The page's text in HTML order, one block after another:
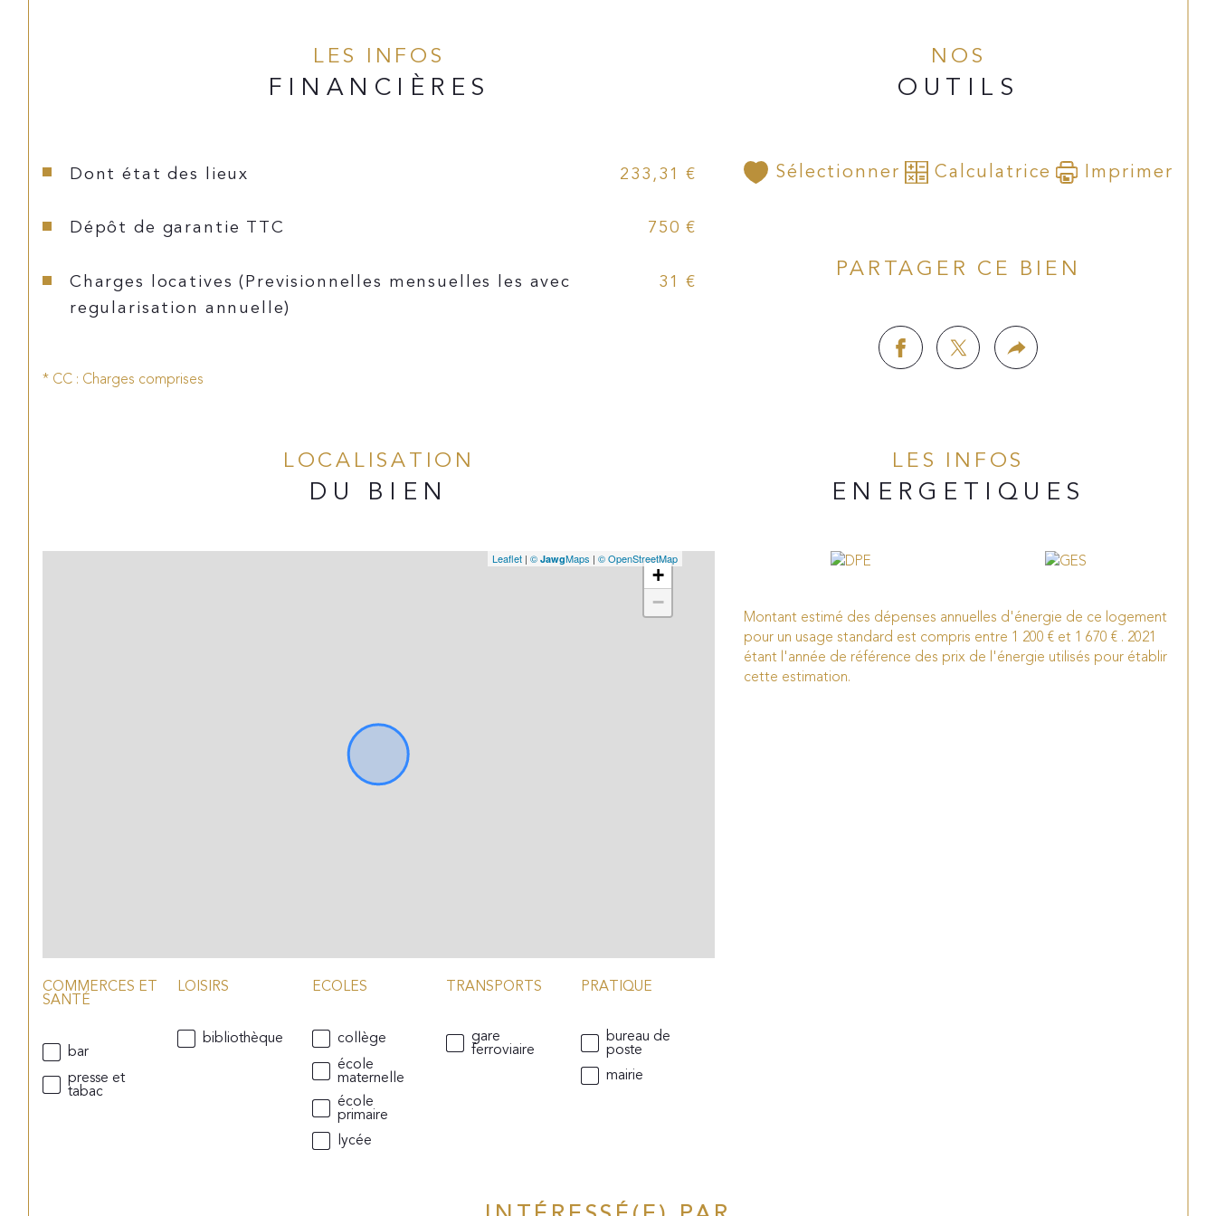
LES INFOS
FINANCIÈRES
Dont état des lieux 233,31 €
Dépôt de garantie TTC 750 €
Charges locatives (Previsionnelles mensuelles les avec
regularisation annuelle)
31 €
NOS
OUTILS
Sélectionner Calculatrice Imprimer
PARTAGER CE BIEN
* CC : Charges comprises
LOCALISATION
DU BIEN
+
−
Leaflet |©JawgMaps |© OpenStreetMap
COMMERCES ET
SANTÉ
bar
presse et
tabac
LOISIRS
bibliothèque
ECOLES
collège
école
maternelle
école
primaire
lycée
TRANSPORTS
gare
ferroviaire
PRATIQUE
bureau de
poste
mairie
LES INFOS
ENERGETIQUES
Montant estimé des dépenses annuelles d'énergie de ce logement
pour un usage standard est compris entre 1 200 € et 1 670 € . 2021
étant l'année de référence des prix de l'énergie utilisés pour établir
cette estimation.